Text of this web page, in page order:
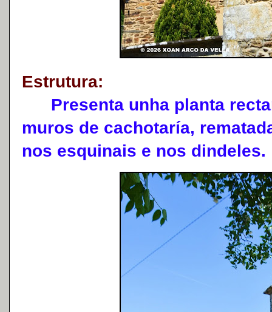
Estrutura:
Presenta unha planta
muros de cachotaría,
nos esquinais e nos dindeles.